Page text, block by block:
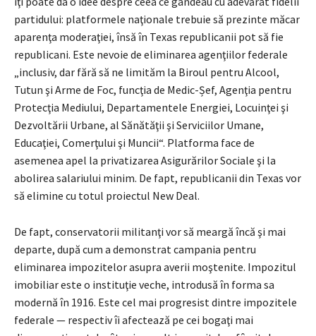
partidului: platformele naţionale trebuie să prezinte măcar
aparenţa moderaţiei, însă în Texas republicanii pot să fie
republicani. Este nevoie de eliminarea agenţiilor federale
„inclusiv, dar fără să ne limităm la Biroul pentru Alcool,
Tutun şi Arme de Foc, funcţia de Medic-Șef, Agenţia pentru
Protecţia Mediului, Departamentele Energiei, Locuinţei şi
Dezvoltării Urbane, al Sănătăţii şi Serviciilor Umane,
Educaţiei, Comerţului şi Muncii“. Platforma face de
asemenea apel la privatizarea Asigurărilor Sociale şi la
abolirea salariului minim. De fapt, republicanii din Texas vor
să elimine cu totul proiectul New Deal.
De fapt, conservatorii militanţi vor să meargă încă şi mai
departe, după cum a demonstrat campania pentru
eliminarea impozitelor asupra averii moştenite. Impozitul
imobiliar este o instituţie veche, introdusă în forma sa
modernă în 1916. Este cel mai progresist dintre impozitele
federale — respectiv îi afectează pe cei bogaţi mai